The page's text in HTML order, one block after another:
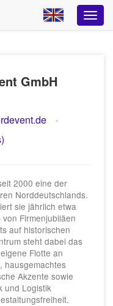
GmbH
2000 eine der
Norddeutschlands.
sie jährlich etwa
Firmenjubiläen
auf historischen
steht dabei das
Flotte an
hausgemachtes
Akzente sowie
und Logistik